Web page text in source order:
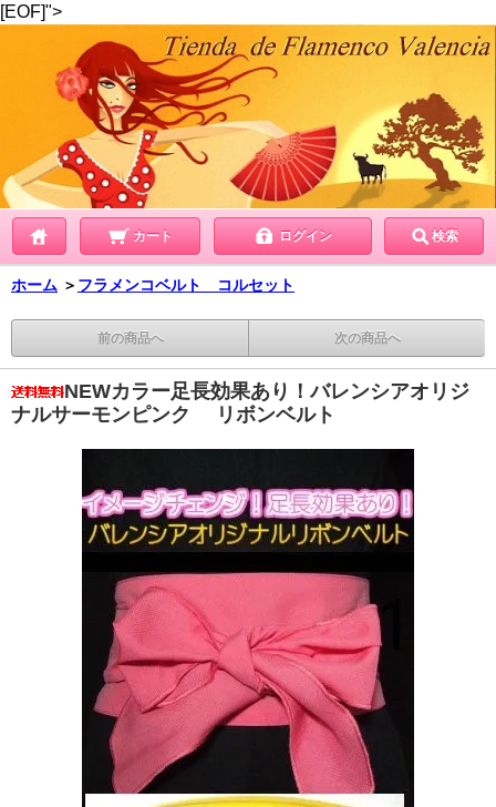
[EOF]">
カート ログイン 検索
ホーム ＞ フラメンコベルト コルセット
前の商品へ 次の商品へ
NEWカラー足長効果あり！バレンシアオリジ
ナルサーモンピンク リボンベルト